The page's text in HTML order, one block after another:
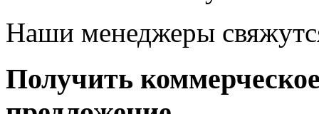
Наши менеджеры
Получить